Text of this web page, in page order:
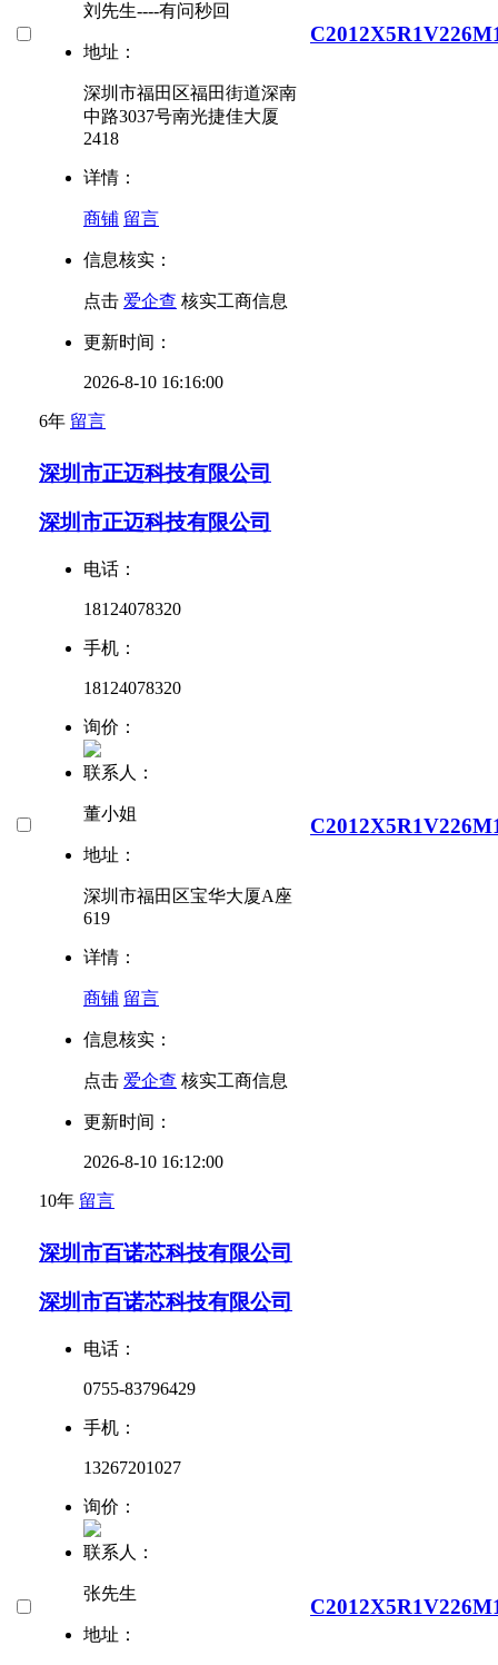
刘先生----有问秒回
地址：
深圳市福田区福田街道深南
中路3037号南光捷佳大厦
2418
详情：
商铺 留言
信息核实：
点击 爱企查 核实工商信息
更新时间：
2026-8-10 16:16:00
6年 留言
深圳市正迈科技有限公司
深圳市正迈科技有限公司
电话：
18124078320
手机：
18124078320
询价：
联系人：
董小姐
地址：
深圳市福田区宝华大厦A座
619
详情：
商铺 留言
信息核实：
点击 爱企查 核实工商信息
更新时间：
2026-8-10 16:12:00
10年 留言
深圳市百诺芯科技有限公司
深圳市百诺芯科技有限公司
电话：
0755-83796429
手机：
13267201027
询价：
联系人：
张先生
地址：